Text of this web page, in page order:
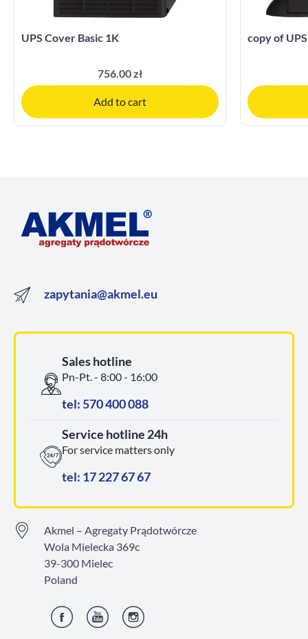
UPS Cover Basic 1K
756.00 zł
Add to cart
copy of
zapytania@akmel.eu
Sales hotline
Pn-Pt. - 8:00 - 16:00
tel: 570 400 088
Service hotline 24h
For service matters only
tel: 17 227 67 67
Akmel – Agregaty Prądotwórcze
Wola Mielecka 369c
39-300 Mielec
Poland